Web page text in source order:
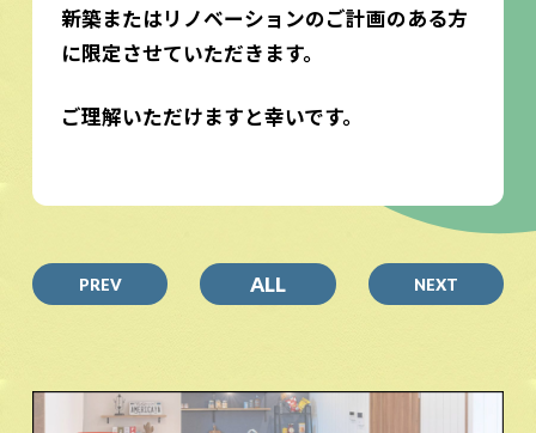
新築またはリノベーションのご計画のある方
に限定させていただきます。
ご理解いただけますと幸いです。
PREV ALL NEXT